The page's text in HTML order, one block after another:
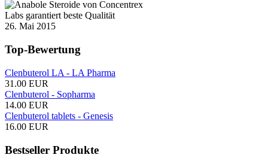
26. Mai 2015
Top-Bewertung
Clenbuterol LA - LA Pharma
31.00 EUR
Clenbuterol - Sopharma
14.00 EUR
Clenbuterol tablets - Genesis
16.00 EUR
Bestseller Produkte